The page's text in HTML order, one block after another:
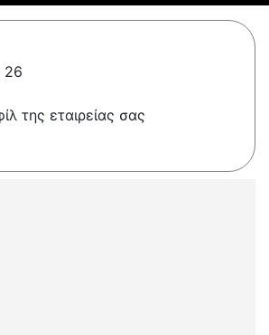
26
της εταιρείας σας